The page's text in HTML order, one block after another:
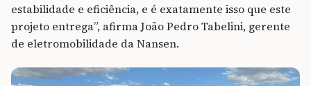
estabilidade e eficiência, e é exatamente isso que este
projeto entrega”, afirma João Pedro Tabelini, gerente
de eletromobilidade da Nansen.